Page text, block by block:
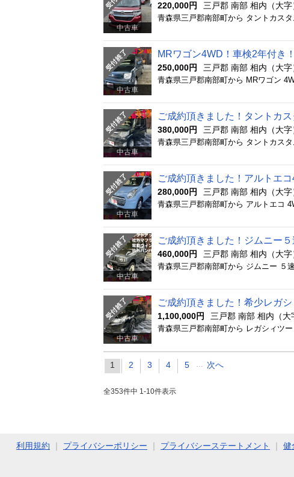
中古車
220,000円 三戸郡 南部 相内（大字
中古車
MRワゴン4WD！車検2年付き！
250,000円 三戸郡 南部 相内（大字
中古車
ご成約頂きました！タントカ
380,000円 三戸郡 南部 相内（大字
中古車
ご成約頂きました！アルトエ
280,000円 三戸郡 南部 相内（大字
中古車
ご成約頂きました！ジムニー
460,000円 三戸郡 南部 相内（大字
中古車
ご成約頂きました！希少レガ
1,100,000円 三戸郡 南部 相内（大
1 2 3 4 5 … 次へ
全353件中 1-10件表示
利用規約 プライバシーポリシー プライバシーステートメント 健